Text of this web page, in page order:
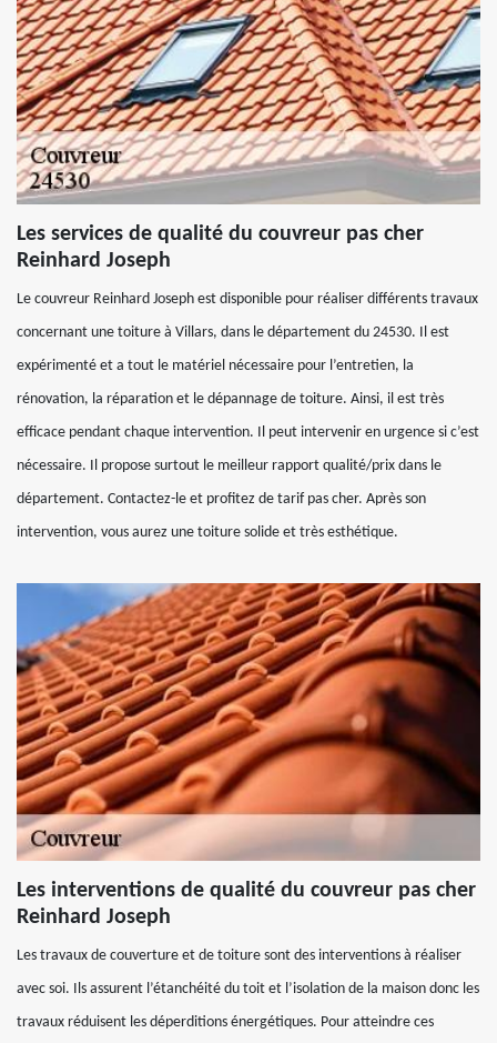
Les services de qualité du couvreur pas cher
Reinhard Joseph
Le couvreur Reinhard Joseph est disponible pour réaliser différents travaux
concernant une toiture à Villars, dans le département du 24530. Il est
expérimenté et a tout le matériel nécessaire pour l’entretien, la
rénovation, la réparation et le dépannage de toiture. Ainsi, il est très
efficace pendant chaque intervention. Il peut intervenir en urgence si c’est
nécessaire. Il propose surtout le meilleur rapport qualité/prix dans le
département. Contactez-le et profitez de tarif pas cher. Après son
intervention, vous aurez une toiture solide et très esthétique.
Les interventions de qualité du couvreur pas cher
Reinhard Joseph
Les travaux de couverture et de toiture sont des interventions à réaliser
avec soi. Ils assurent l’étanchéité du toit et l’isolation de la maison donc les
travaux réduisent les déperditions énergétiques. Pour atteindre ces